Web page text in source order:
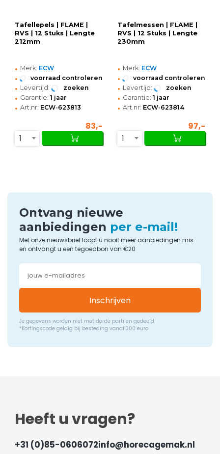
Tafellepels | FLAME |
RVS | 12 Stuks | Lengte
212mm
• Merk: ECW
• voorraad controleren
• Levertijd: zoeken
• Garantie: 1 jaar
• Art.nr: ECW-623813
83,-
1
Tafelmessen | FLAME |
RVS | 12 Stuks | Lengte
230mm
• Merk: ECW
• voorraad controleren
• Levertijd: zoeken
• Garantie: 1 jaar
• Art.nr: ECW-623814
97,-
1
Ontvang nieuwe
aanbiedingen per e-mail!
Met onze nieuwsbrief loopt u nooit meer aanbiedingen mis
en ontvangt u een tegoedbon van €20
Inschrijven
Je gegevens worden niet met derde partijen gedeeld
*Kortingscode geldig bij besteding vanaf 300 euro
Heeft u vragen?
+31 (0)85-0606072info@horecagemak.nl